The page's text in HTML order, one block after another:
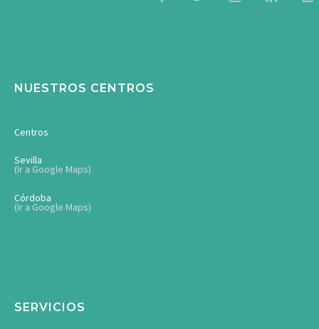
NUESTROS CENTROS
Centros
Sevilla
(Ir a Google Maps)
Córdoba
(Ir a Google Maps)
SERVICIOS